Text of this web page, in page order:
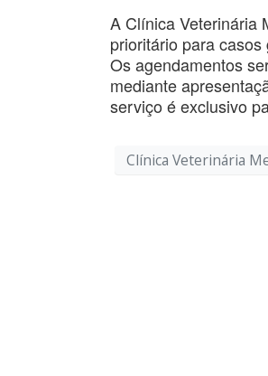
A Clínica Veterinária
prioritário para
Os agendamentos
mediante
serviço é exclusivo
Clínica Veterinária